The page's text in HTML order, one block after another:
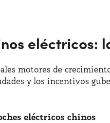
eléctricos:
motores de
y los incentivos
eléctricos chinos